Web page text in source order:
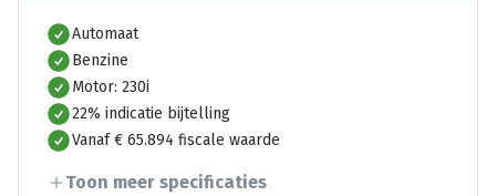
Automaat
Benzine
Motor: 230i
22% indicatie bijtelling
Vanaf € 65.894 fiscale waarde
Toon meer specificaties